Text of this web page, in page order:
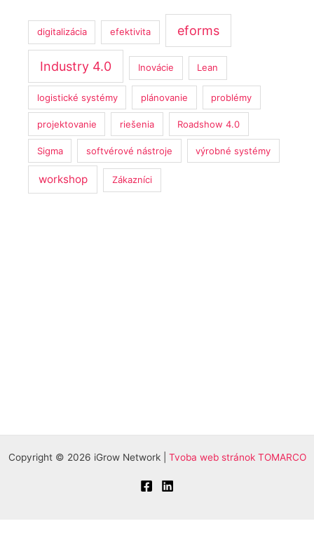
digitalizácia efektivita eforms
Industry 4.0 Inovácie Lean
logistické systémy plánovanie problémy
projektovanie riešenia Roadshow 4.0
Sigma softvérové nástroje výrobné systémy
workshop Zákazníci
Copyright © 2026 iGrow Network | Tvoba web stránok TOMARCO